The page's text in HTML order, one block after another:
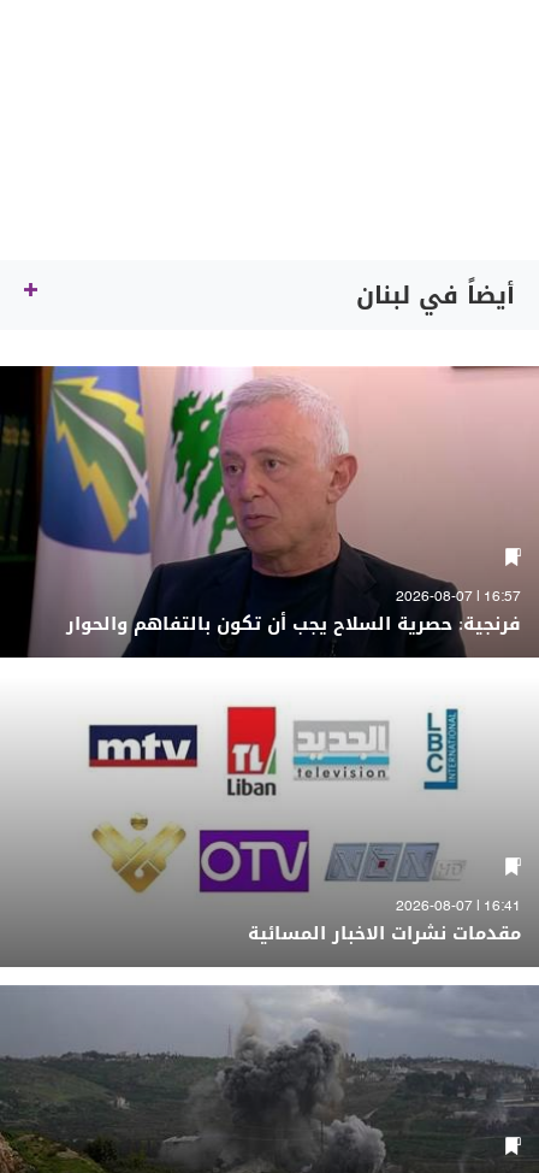
أيضاً في لبنان
16:57 | 2026-08-07
فرنجية: حصرية السلاح يجب أن تكون بالتفاهم والحوار
16:41 | 2026-08-07
مقدمات نشرات الاخبار المسائية